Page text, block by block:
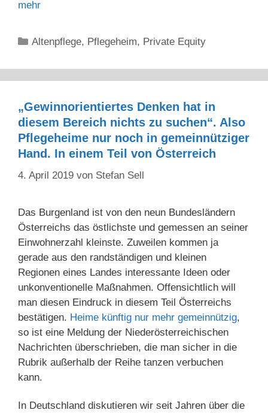
mehr
Kategorien
Altenpflege, Pflegeheim, Private Equity
„Gewinnorientiertes Denken hat in
diesem Bereich nichts zu suchen“. Also
Pflegeheime nur noch in gemeinnütziger
Hand. In einem Teil von Österreich
4. April 2019 von Stefan Sell
Das Burgenland ist von den neun Bundesländern
Österreichs das östlichste und gemessen an seiner
Einwohnerzahl kleinste. Zuweilen kommen ja
gerade aus den randständigen und kleinen
Regionen eines Landes interessante Ideen oder
unkonventionelle Maßnahmen. Offensichtlich will
man diesen Eindruck in diesem Teil Österreichs
bestätigen. Heime künftig nur mehr gemeinnützig,
so ist eine Meldung der Niederösterreichischen
Nachrichten überschrieben, die man sicher in die
Rubrik außerhalb der Reihe tanzen verbuchen
kann.
In Deutschland diskutieren wir seit Jahren über die